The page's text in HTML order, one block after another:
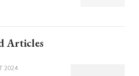
Articles
2024